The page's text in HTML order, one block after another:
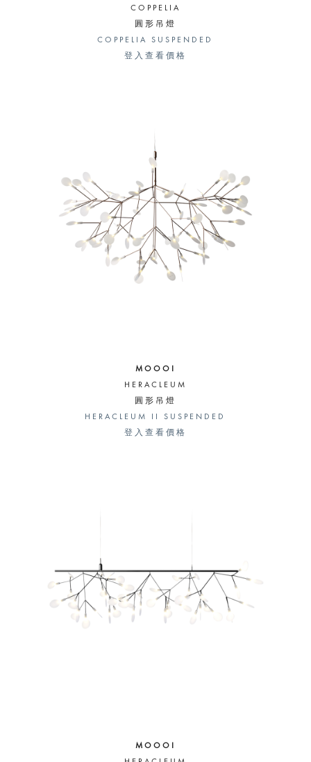
COPPELIA
圓形吊燈
COPPELIA SUSPENDED
登入查看價格
MOOOI
HERACLEUM
圓形吊燈
HERACLEUM II SUSPENDED
登入查看價格
MOOOI